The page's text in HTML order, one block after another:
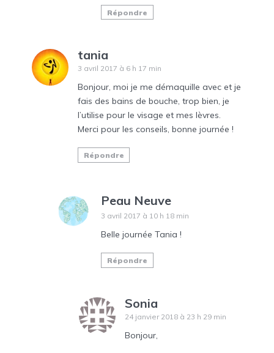
Répondre
tania
3 avril 2017 à 6 h 17 min
Bonjour, moi je me démaquille avec et je
fais des bains de bouche, trop bien, je
l’utilise pour le visage et mes lèvres.
Merci pour les conseils, bonne journée !
Répondre
Peau Neuve
3 avril 2017 à 10 h 18 min
Belle journée Tania !
Répondre
Sonia
24 janvier 2018 à 23 h 29 min
Bonjour,